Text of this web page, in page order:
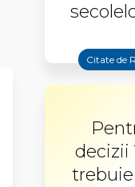
Citate de
decizii